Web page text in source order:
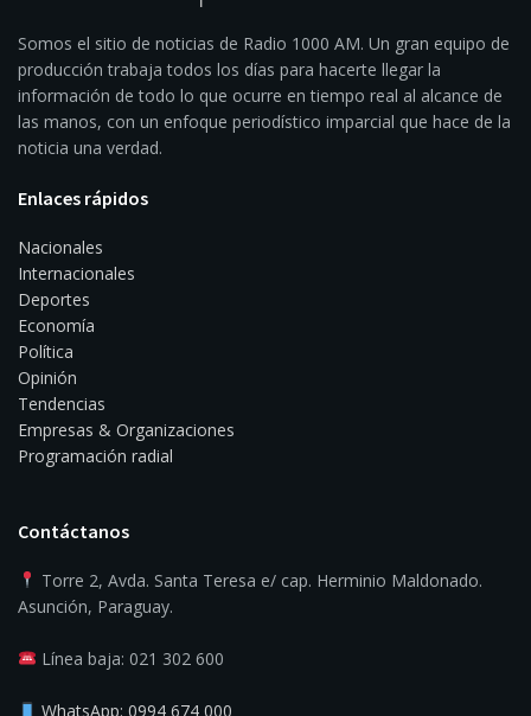
Somos el sitio de noticias de Radio 1000 AM. Un gran equipo de
producción trabaja todos los días para hacerte llegar la
información de todo lo que ocurre en tiempo real al alcance de
las manos, con un enfoque periodístico imparcial que hace de la
noticia una verdad.
Enlaces rápidos
Nacionales
Internacionales
Deportes
Economía
Política
Opinión
Tendencias
Empresas & Organizaciones
Programación radial
Contáctanos
Torre 2, Avda. Santa Teresa e/ cap. Herminio Maldonado.
Asunción, Paraguay.
Línea baja: 021 302 600
WhatsApp: 0994 674 000